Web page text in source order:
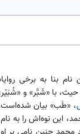
بنا به برخی
حیث، با «شَبَّر» و
، «طَب» بیان
این نوه‌اش را به